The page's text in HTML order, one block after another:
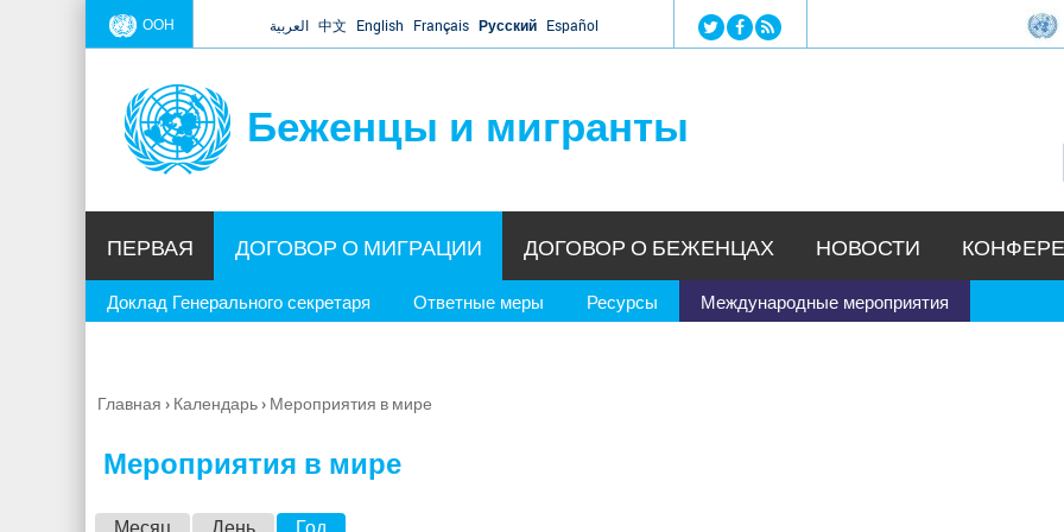
Jump to navigation
ООН العربية 中文 English Français Русский Español
Беженцы и мигранты
ПЕРВАЯ ДОГОВОР О МИГРАЦИИ
Доклад Генерального секретаря Ответные меры Ресурсы Международные мероприятия
ДОГОВОР О БЕЖЕНЦАХ НОВОСТИ
Вы
Главная › Календарь› Мероприятия в мире
Мероприятия в мире